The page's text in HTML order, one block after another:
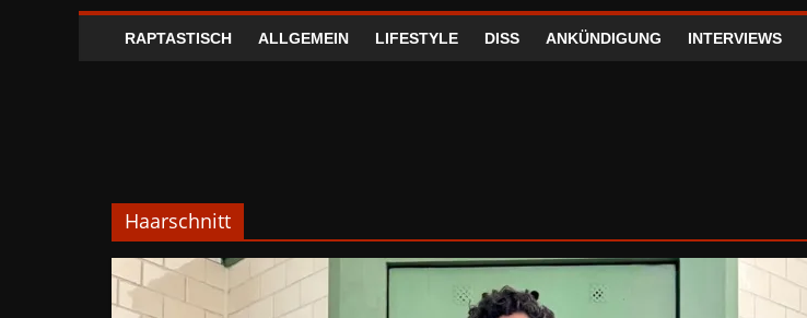
RAPTASTISCH ALLGEMEIN LIFESTYLE DISS ANKÜNDIGUNG INTERVIEWS
Haarschnitt